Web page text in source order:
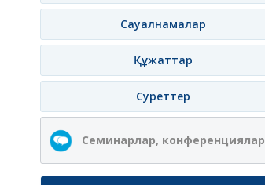
Сауалнамалар
Құжаттар
Суреттер
Семинарлар, конференциялар